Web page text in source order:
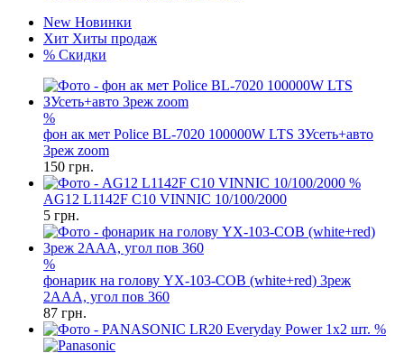
New Новинки
Хит Хиты продаж
% Скидки
%
фон ак мет Police BL-7020 100000W LTS ЗУсеть+авто
3реж zoom
150 грн.
%
AG12 L1142F C10 VINNIC 10/100/2000
5 грн.
%
фонарик на голову YX-103-COB (white+red) 3реж
2AAA, угол пов 360
87 грн.
%